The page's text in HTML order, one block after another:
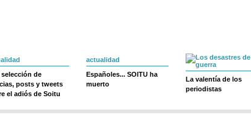
selección de
posts y tweets
el adiós de Soitu
actualidad
Españoles... SOITU ha
muerto
La valentía de los
periodistas